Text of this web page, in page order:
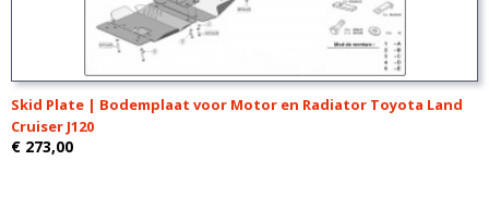
Skid Plate | Bodemplaat voor Motor en Radiator Toyota Land
Cruiser J120
€ 273,00